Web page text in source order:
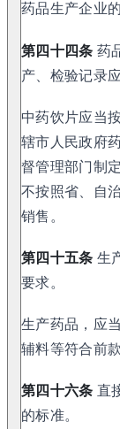
药品生产企业
第四十四条 药
产、检验记录
中药饮片应当
辖市人民政府
督管理部门制
不按照省、自
销售。
第四十五条 生
要求。
生产药品，应
辅料等符合前
第四十六条 直
的标准。